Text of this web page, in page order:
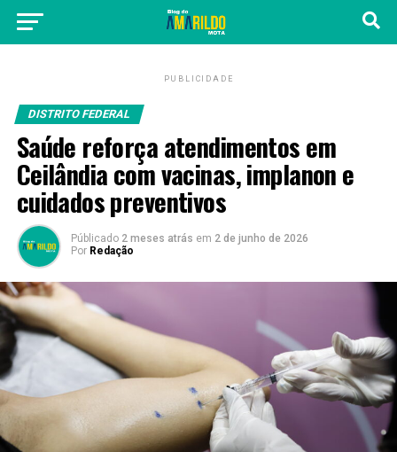
PUBLICIDADE
DISTRITO FEDERAL
Saúde reforça atendimentos em
Ceilândia com vacinas, implanon e
cuidados preventivos
Públicado 2 meses atrás em 2 de junho de 2026
Por Redação